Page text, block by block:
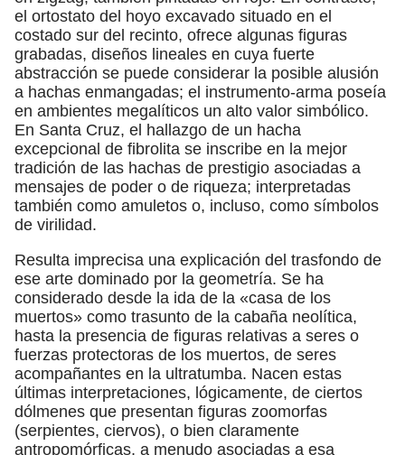
el ortostato del hoyo excavado situado en el
costado sur del recinto, ofrece algunas figuras
grabadas, diseños lineales en cuya fuerte
abstracción se puede considerar la posible alusión
a hachas enmangadas; el instrumento-arma poseía
en ambientes megalíticos un alto valor simbólico.
En Santa Cruz, el hallazgo de un hacha
excepcional de fibrolita se inscribe en la mejor
tradición de las hachas de prestigio asociadas a
mensajes de poder o de riqueza; interpretadas
también como amuletos o, incluso, como símbolos
de virilidad.
Resulta imprecisa una explicación del trasfondo de
ese arte dominado por la geometría. Se ha
considerado desde la ida de la «casa de los
muertos» como trasunto de la cabaña neolítica,
hasta la presencia de figuras relativas a seres o
fuerzas protectoras de los muertos, de seres
acompañantes en la ultratumba. Nacen estas
últimas interpretaciones, lógicamente, de ciertos
dólmenes que presentan figuras zoomorfas
(serpientes, ciervos), o bien claramente
antropomórficas, a menudo asociadas a esa